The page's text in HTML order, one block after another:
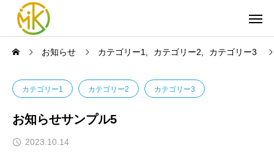
お知らせ カテゴリー1 カテゴリー2 カテゴリー3
カテゴリー1 カテゴリー2 カテゴリー3
お知らせサンプル5
2023.10.14